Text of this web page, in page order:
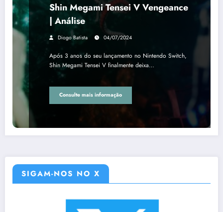
Shin Megami Tensei V Vengeance
| Análise
Diogo Batista 04/07/2024
Após 3 anos do seu lançamento no Nintendo Switch,
Shin Megami Tensei V finalmente deixa…
Consulte mais informação
SIGAM-NOS NO X